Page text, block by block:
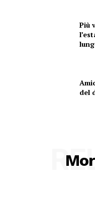
Più
del